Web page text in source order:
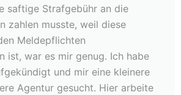
saftige Strafgebühr an die
zahlen musste, weil diese
Meldepflichten
ist, war es mir genug. Ich habe
und mir eine kleinere
Agentur gesucht. Hier arbeite